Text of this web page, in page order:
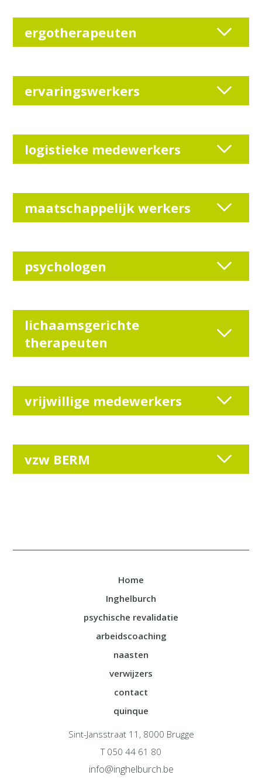
ergotherapeuten
ervaringswerkers
logistieke medewerkers
maatschappelijk werkers
psychologen
lichaamsgerichte
therapeuten
vrijwillige medewerkers
vzw BERM
Home
Inghelburch
psychische revalidatie
arbeidscoaching
naasten
verwijzers
contact
quinque
Sint-Jansstraat 11, 8000 Brugge
T 050 44 61 80
info@inghelburch.be